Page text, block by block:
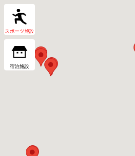
スポーツ施設
宿泊施設